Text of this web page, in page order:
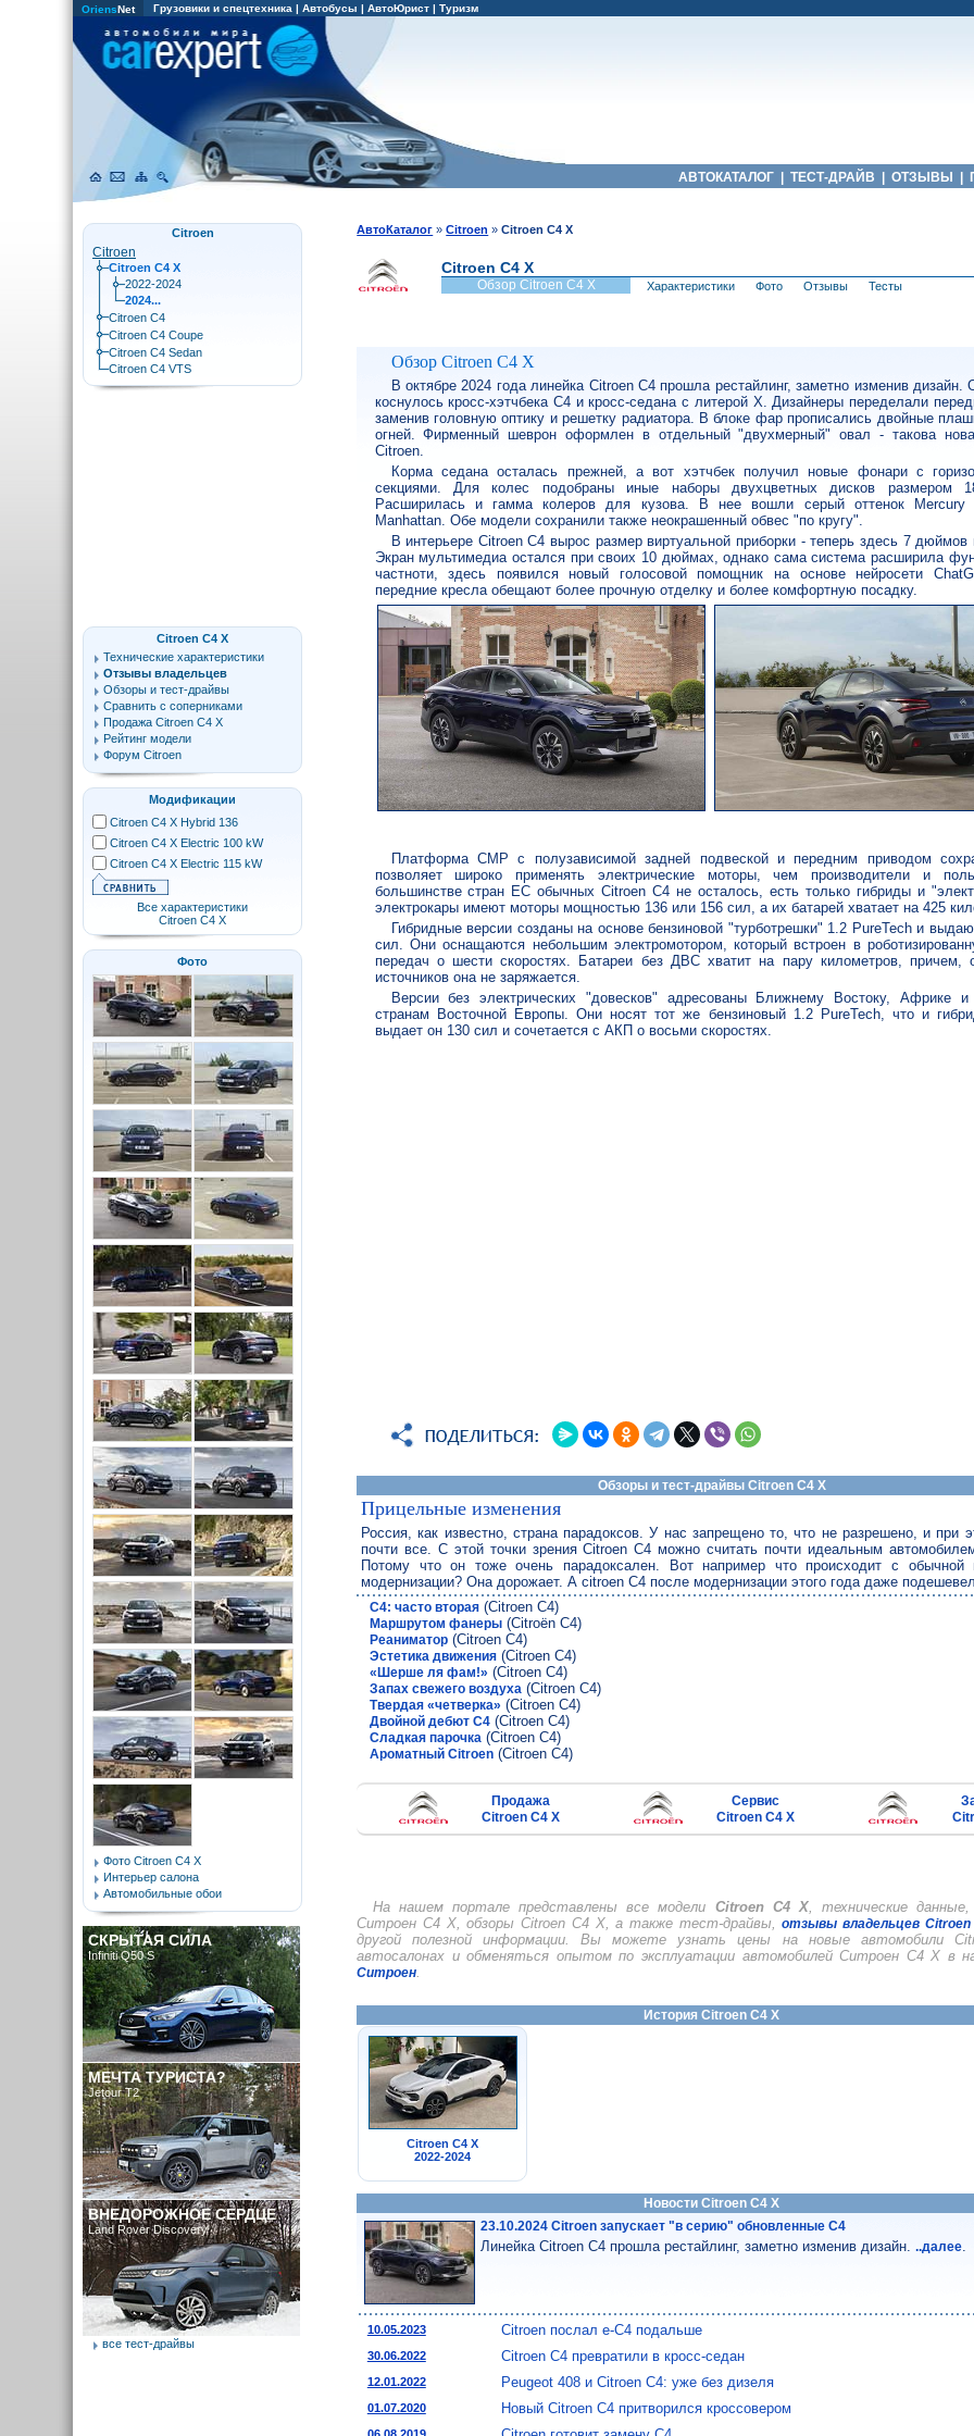
OriensNet Грузовики и спецтехника | Автобусы | АвтоЮрист | Туризм
АВТОКАТАЛОГ ТЕСТ-ДРАЙВ ОТЗЫВЫ
АвтоКаталог »Citroen »Citroen C4 X
Citroen C4 X
Обзор Citroen C4 X Характеристики Фото Отзывы Тесты
Обзор Citroen C4 X
В октябре 2024 года линейка Citroen C4 прошла рестайлинг, заметно изменив дизайн.
коснулось кросс-хэтчбека C4 и кросс-седана с литерой Х. Дизайнеры переделали
заменив головную оптику и решетку радиатора. В блоке фар прописались двойные
огней. Фирменный шеврон оформлен в отдельный "двухмерный" овал - такова
Citroen.
Корма седана осталась прежней, а вот хэтчбек получил новые фонари с
секциями. Для колес подобраны иные наборы двухцветных дисков размером
Расширилась и гамма колеров для кузова. В нее вошли серый оттенок Mercury
Manhattan. Обе модели сохранили также неокрашенный обвес "по кругу".
В интерьере Citroen C4 вырос размер виртуальной приборки - теперь здесь 7 дюймов
Экран мультимедиа остался при своих 10 дюймах, однако сама система расширила
частноти, здесь появился новый голосовой помощник на основе нейросети
передние кресла обещают более прочную отделку и более комфортную посадку.
Платформа CMP с полузависимой задней подвеской и передним приводом
позволяет широко применять электрические моторы, чем производители и
большинстве стран ЕС обычных Citroen C4 не осталось, есть только гибриды и
электрокары имеют моторы мощностью 136 или 156 сил, а их батарей хватает на 425
Гибридные версии созданы на основе бензиновой "турботрешки" 1.2 PureTech и
сил. Они оснащаются небольшим электромотором, который встроен в
передач о шести скоростях. Батареи без ДВС хватит на пару километров, причем,
источников она не заряжается.
Версии без электрических "довесков" адресованы Ближнему Востоку, Африке и
странам Восточной Европы. Они носят тот же бензиновый 1.2 PureTech, что и
выдает он 130 сил и сочетается с АКП о восьми скоростях.
Обзоры и тест-драйвы Citroen C4 X
Прицельные изменения
Россия, как известно, страна парадоксов. У нас запрещено то, что не разрешено, и при
почти все. С этой точки зрения Citroen C4 можно считать почти идеальным
Потому что он тоже очень парадоксален. Вот например что происходит с
модернизации? Она дорожает. А citroen C4 после модернизации этого года даже
С4: часто вторая(Citroen C4)
Маршрутом фанеры(Citroёn C4)
Реаниматор(Citroen C4)
Эстетика движения(Citroen C4)
«Шерше ля фам!» (Citroen C4)
Запах свежего воздуха(Citroen C4)
Твердая «четверка» (Citroen C4)
Двойной дебют C4(Citroen C4)
Сладкая парочка(Citroen C4)
Ароматный Citroen(Citroen C4)
Продажа
Citroen C4 X
Сервис
Citroen C4 X
На нашем портале представлены все модели Citroen C4 X, технические
Ситроен С4 Х, обзоры Citroen C4 X, а также тест-драйвы,отзывы владельцев Citroen
другой полезной информации. Вы можете узнать цены на новые автомобили
автосалонах и обменяться опытом по эксплуатации автомобилей Ситроен С4 Х в
Ситроен.
История Citroen C4 X
Citroen C4 X
2022-2024
Новости Citroen C4 X
23.10.2024 Citroen запускает "в серию" обновленные C4
Линейка Citroen C4 прошла рестайлинг, заметно изменив дизайн...далее.
10.05.2023 Citroen послал e-C4 подальше
30.06.2022 Citroen C4 превратили в кросс-седан
12.01.2022 Peugeot 408 и Citroen C4: уже без дизеля
01.07.2020 Новый Citroen C4 притворился кроссовером
Citroen
Citroen
Citroen C4 X
2022-2024
2024...
Citroen C4
Citroen C4 Coupe
Citroen C4 Sedan
Citroen C4 VTS
Citroen C4 X
Технические характеристики
Отзывы владельцев
Обзоры и тест-драйвы
Сравнить с соперниками
Продажа Citroen C4 X
Рейтинг модели
Форум Citroen
Модификации
Citroen C4 X Hybrid 136
Citroen C4 X Electric 100 kW
Citroen C4 X Electric 115 kW
Все характеристики
Citroen C4 X
Фото
Фото Citroen C4 X
Интерьер салона
Автомобильные обои
СКРЫТАЯ СИЛА
Infiniti Q50 S
МЕЧТА ТУРИСТА?
Jetour T2
ВНЕДОРОЖНОЕ СЕРДЦЕ
Land Rover Discovery
все тест-драйвы